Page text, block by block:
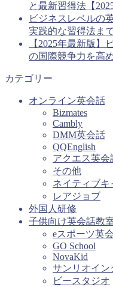
と最新習得法【
ビジネスレベルの
実践的な習得法ま
【2025年最新版
の国際競争力を高
カテゴリー
オンライン英会話
Bizmates
Cambly
DMM英会話
QQEnglish
アクエス英会
その他
ネイティブキ
レアジョブ
外国人研修
子供向け英会話教
eスポーツ英
GO School
NovaKid
サンリオイン
ビースタジオ